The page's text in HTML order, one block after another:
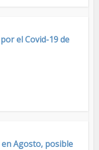
el Covid-19 de
en Agosto, posible